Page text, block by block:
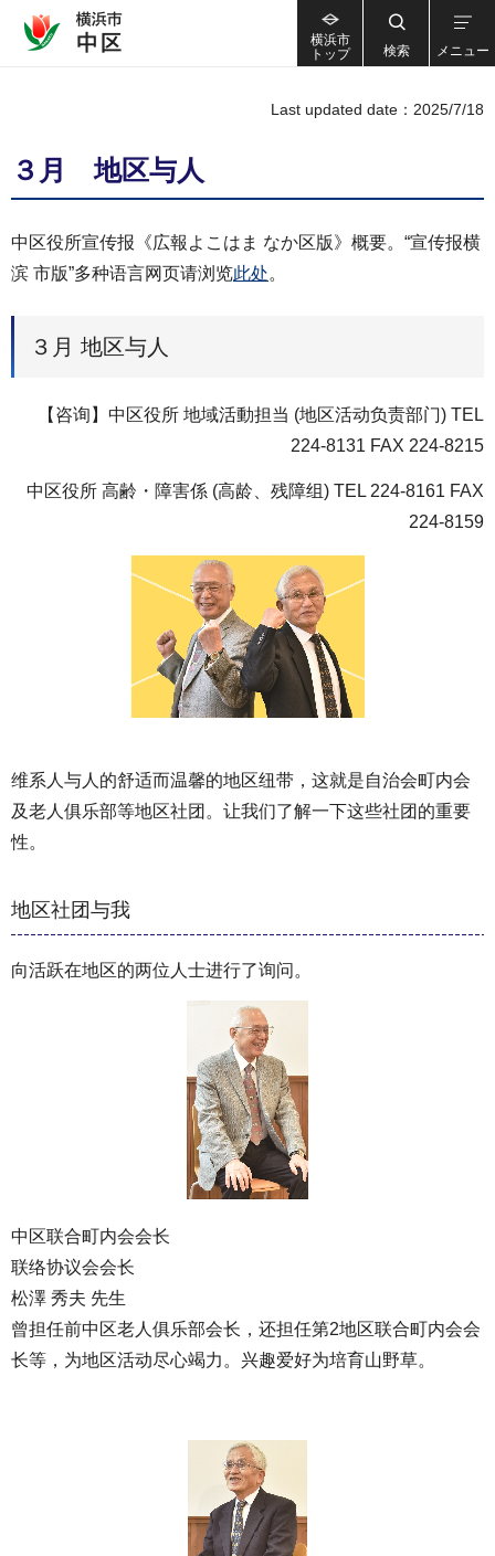
横浜市
トップ
検索 メニュー
Last updated date：2025/7/18
３月 地区与人
中区役所宣传报《広報よこはま なか区版》概要。“宣传报横
滨 市版”多种语言网页请浏览此处。
３月 地区与人
【咨询】中区役所 地域活動担当 (地区活动负责部门) TEL
224-8131 FAX 224-8215
中区役所 高齢・障害係 (高龄、残障组) TEL 224-8161 FAX
224-8159
维系人与人的舒适而温馨的地区纽带，这就是自治会町内会
及老人俱乐部等地区社团。让我们了解一下这些社团的重要
性。
地区社团与我
向活跃在地区的两位人士进行了询问。
中区联合町内会会长
联络协议会会长
松澤 秀夫 先生
曾担任前中区老人俱乐部会长，还担任第2地区联合町内会会
长等，为地区活动尽心竭力。兴趣爱好为培育山野草。